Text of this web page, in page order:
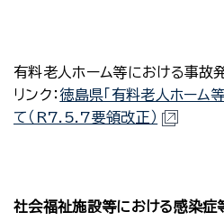
有料老人ホーム等における事故
リンク： 徳島県「有料老人ホーム
て（R7.5.7要領改正）
社会福祉施設等における感染症